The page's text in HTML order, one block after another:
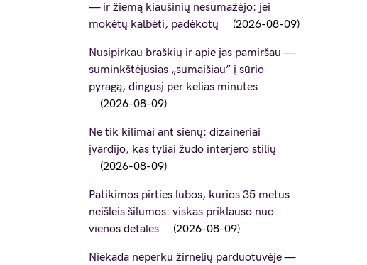
— ir žiemą kiaušinių nesumažėjo: jei
mokėtų kalbėti, padėkotų
2026-08-09
Nusipirkau braškių ir apie jas pamiršau —
suminkštėjusias „sumaišiau” į sūrio
pyragą, dingusį per kelias minutes
2026-08-09
Ne tik kilimai ant sienų: dizaineriai
įvardijo, kas tyliai žudo interjero stilių
2026-08-09
Patikimos pirties lubos, kurios 35 metus
neišleis šilumos: viskas priklauso nuo
vienos detalės
2026-08-09
Niekada neperku žirnelių parduotuvėje —